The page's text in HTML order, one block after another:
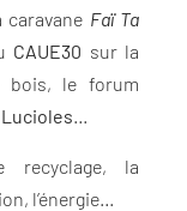
Faï Ta
CAUE30 sur la
bois, le forum
…
recyclage, la
l’énergie…